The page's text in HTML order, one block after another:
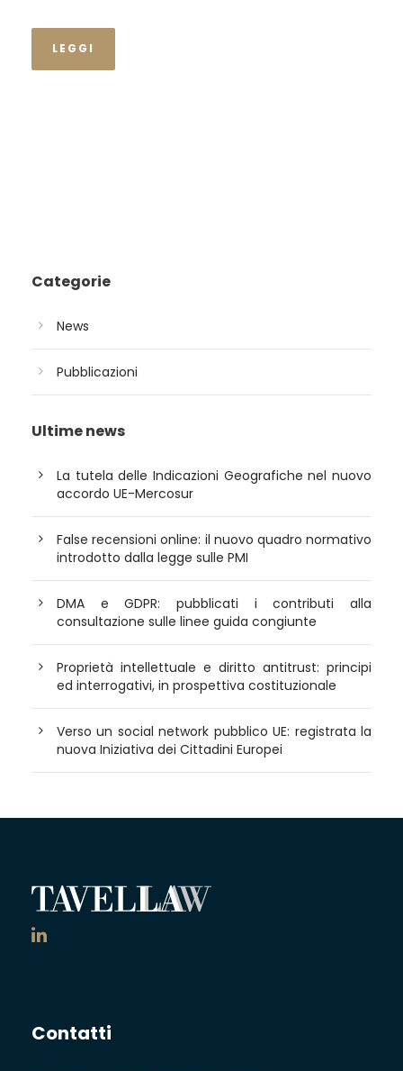
LEGGI
Categorie
News
Pubblicazioni
Ultime news
La tutela delle Indicazioni Geografiche nel nuovo
accordo UE-Mercosur
False recensioni online: il nuovo quadro normativo
introdotto dalla legge sulle PMI
DMA e GDPR: pubblicati i contributi alla
consultazione sulle linee guida congiunte
Proprietà intellettuale e diritto antitrust: principi
ed interrogativi, in prospettiva costituzionale
Verso un social network pubblico UE: registrata la
nuova Iniziativa dei Cittadini Europei
Contatti